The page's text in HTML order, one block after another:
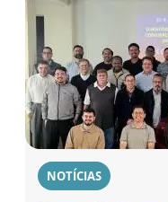
NOTÍCIAS